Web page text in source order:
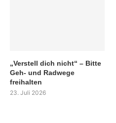
„Verstell dich nicht“ – Bitte
Geh- und Radwege
freihalten
23. Juli 2026